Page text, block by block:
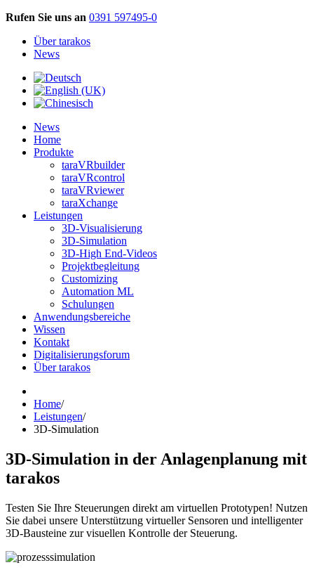
Rufen Sie uns an 0391 597495-0
Über tarakos
News
News
Home
Produkte
taraVRbuilder
taraVRcontrol
taraVRviewer
taraXchange
Leistungen
3D-Visualisierung
3D-Simulation
3D-High End-Videos
Projektbegleitung
Customizing
Automation ML
Schulungen
Anwendungsbereiche
Wissen
Kontakt
Digitalisierungsforum
Über tarakos
Home/
Leistungen/
3D-Simulation
3D-Simulation in der Anlagenplanung mit
tarakos
Testen Sie Ihre Steuerungen direkt am virtuellen Prototypen! Nutzen
Sie dabei unsere Unterstützung virtueller Sensoren und intelligenter
3D-Bausteine zur visuellen Kontrolle der Steuerung.